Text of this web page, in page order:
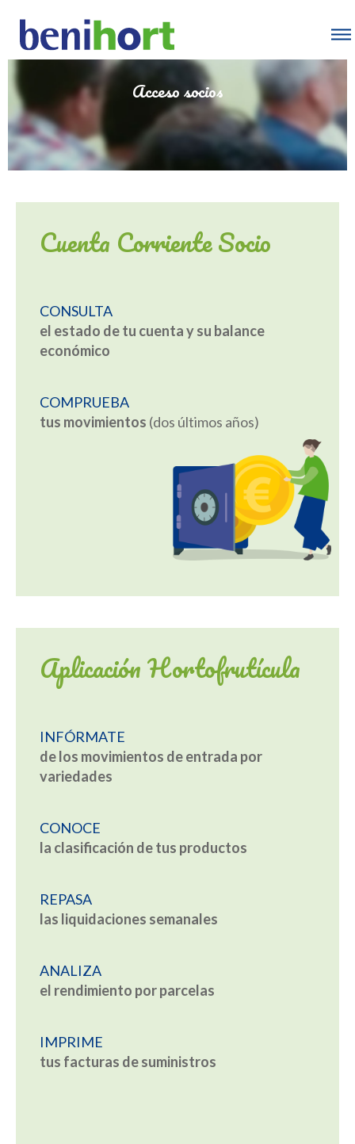
Acceso socios
Cuenta Corriente Socio
CONSULTA
el estado de tu cuenta y su balance
económico
COMPRUEBA
tus movimientos (dos últimos años)
Aplicación Hortofrutícula
INFÓRMATE
de los movimientos de entrada por
variedades
CONOCE
la clasificación de tus productos
REPASA
las liquidaciones semanales
ANALIZA
el rendimiento por parcelas
IMPRIME
tus facturas de suministros